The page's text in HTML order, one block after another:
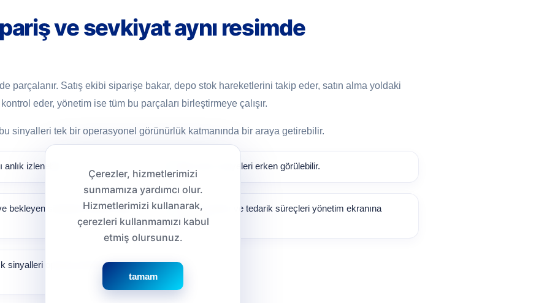
ve sevkiyat aynı resimde
parçalanır. Satış ekibi siparişe bakar, depo stok hareketlerini takip eder, satın alma yoldaki
eder, yönetim ise tüm bu parçaları birleştirmeye çalışır.
sinyalleri tek bir operasyonel görünürlük katmanında bir araya getirebilir.
izlenebilir. Kritik stok seviyeleri erken görülebilir.
bekleyen siparişler birlikte takip
Yoldaki ürünler ve tedarik süreçleri yönetim ekranına
taşınabilir.
sinyalleri operasyonla birlikte
Çerezler, hizmetlerimizi
sunmamıza yardımcı olur.
Hizmetlerimizi kullanarak,
çerezleri kullanmamızı kabul
etmiş olursunuz.
tamam